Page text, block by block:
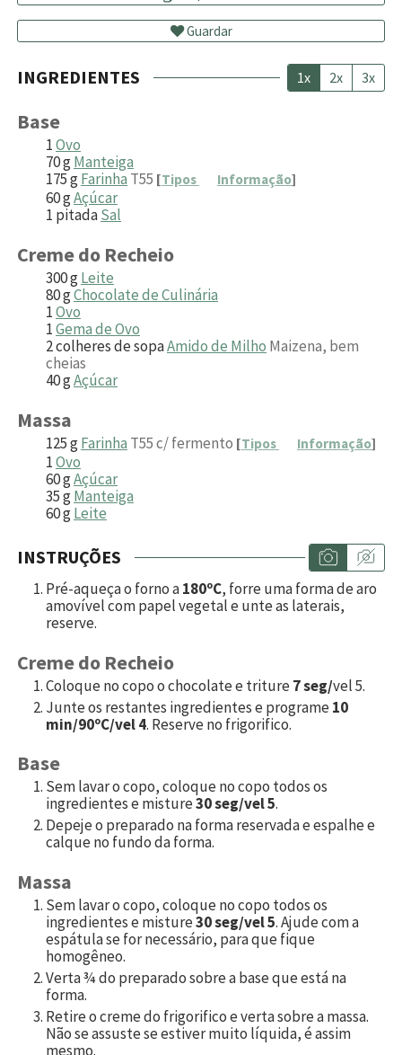
Guardar
INGREDIENTES 1x 2x 3x
Base
1Ovo
70gManteiga
175gFarinha T55 [Tipos Informação]
60gAçúcar
1 pitadaSal
Creme do Recheio
300gLeite
80gChocolate de Culinária
1Ovo
1Gema de Ovo
2colheres de sopaAmido de Milho Maizena, bem
cheias
40gAçúcar
Massa
125gFarinha T55 c/ fermento [Tipos Informação]
1Ovo
60gAçúcar
35gManteiga
60gLeite
INSTRUÇÕES
Pré-aqueça o forno a180ºC, forre uma forma de aro
amovível com papel vegetal e unte as laterais,
reserve.
Creme do Recheio
Coloque no copo o chocolate e triture7 seg/vel 5.
Junte os restantes ingredientes e programe10
min/90ºC/vel 4. Reserve no frigorifico.
Base
Sem lavar o copo, coloque no copo todos os
ingredientes e misture30 seg/vel 5.
Depeje o preparado na forma reservada e espalhe e
calque no fundo da forma.
Massa
Sem lavar o copo, coloque no copo todos os
ingredientes e misture30 seg/vel 5. Ajude com a
espátula se for necessário, para que fique
homogêneo.
Verta ¾ do preparado sobre a base que está na
forma.
Retire o creme do frigorifico e verta sobre a massa.
Não se assuste se estiver muito líquida, é assim
mesmo.